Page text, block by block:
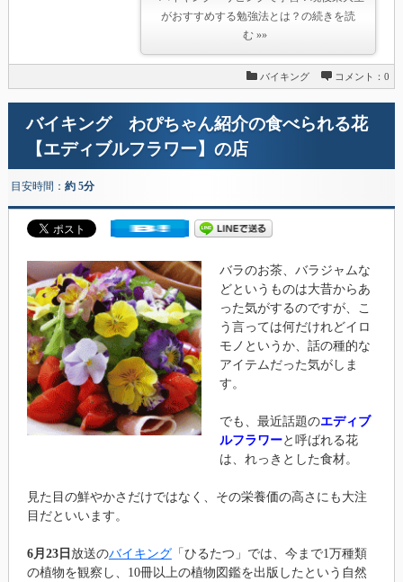
がおすすめする勉強法とは？の続きを読
む »»
バイキング コメント：0
バイキング わぴちゃん紹介の食べられる花
【エディブルフラワー】の店
目安時間： 約 5分
バラのお茶、バラジャムな
どというものは大昔からあ
った気がするのですが、こ
う言っては何だけれどイロ
モノというか、話の種的な
アイテムだった気がしま
す。
でも、最近話題のエディブ
ルフラワーと呼ばれる花
は、れっきとした食材。
見た目の鮮やかさだけではなく、その栄養価の高さにも大注
目だといいます。
6月23日 放送のバイキング「ひるたつ」では、今まで1万種類
の植物を観察し、10冊以上の植物図鑑を出版したという自然